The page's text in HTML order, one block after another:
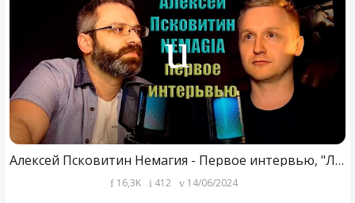
Алексей Псковитин Немагия - Первое интервью, "Ламповый подкаст"
16,3K 412 14/06/2024